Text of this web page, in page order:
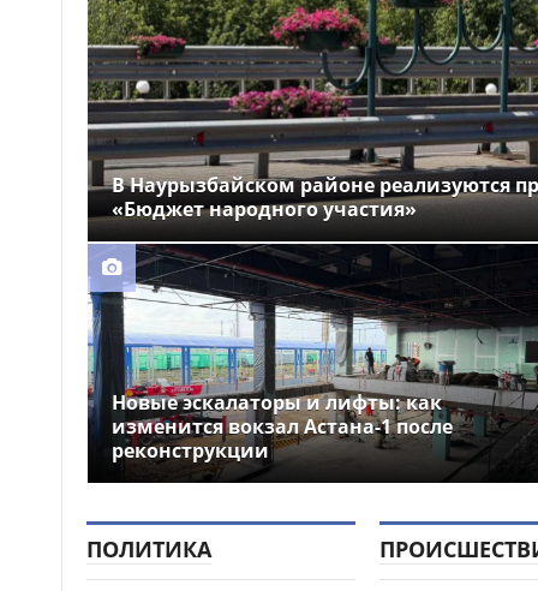
области приняли участие в
экологической акции
17:19
Астанчанку наказали за
купание в запрещённом месте
17:09
Бектенов принял участие
в заседании Евразийского
межправительственного
совета в узком формате в
Чолпон-Ате
В Наурызбайском районе реализуются
«Бюджет народного участия»
Новые эскалаторы и лифты: как
изменится вокзал Астана-1 после
реконструкции
ПОЛИТИКА